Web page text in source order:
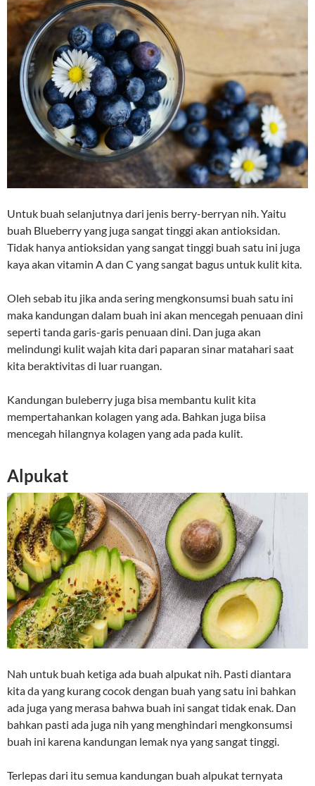
Untuk buah selanjutnya dari jenis berry-berryan nih. Yaitu
buah Blueberry yang juga sangat tinggi akan antioksidan.
Tidak hanya antioksidan yang sangat tinggi buah satu ini juga
kaya akan vitamin A dan C yang sangat bagus untuk kulit kita.
Oleh sebab itu jika anda sering mengkonsumsi buah satu ini
maka kandungan dalam buah ini akan mencegah penuaan dini
seperti tanda garis-garis penuaan dini. Dan juga akan
melindungi kulit wajah kita dari paparan sinar matahari saat
kita beraktivitas di luar ruangan.
Kandungan buleberry juga bisa membantu kulit kita
mempertahankan kolagen yang ada. Bahkan juga biisa
mencegah hilangnya kolagen yang ada pada kulit.
Alpukat
Nah untuk buah ketiga ada buah alpukat nih. Pasti diantara
kita da yang kurang cocok dengan buah yang satu ini bahkan
ada juga yang merasa bahwa buah ini sangat tidak enak. Dan
bahkan pasti ada juga nih yang menghindari mengkonsumsi
buah ini karena kandungan lemak nya yang sangat tinggi.
Terlepas dari itu semua kandungan buah alpukat ternyata